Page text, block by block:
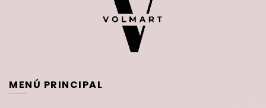
MENÚ PRINCIPAL